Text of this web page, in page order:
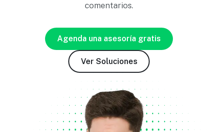
comentarios.
Agenda una asesoría gratis
Ver Soluciones